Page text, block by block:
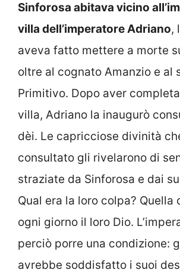
Sinforosa abitava vicino
villa dell’imperatore Adriano,
aveva fatto mettere a morte
oltre al cognato Amanzio e al
Primitivo. Dopo aver
villa, Adriano la inaugurò
dèi. Le capricciose divinità
consultato gli rivelarono di
straziate da Sinforosa e dai
Qual era la loro colpa? Quella
ogni giorno il loro Dio.
perciò porre una condizione:
avrebbe soddisfatto i suoi